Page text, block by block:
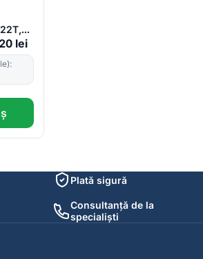
lei
Plată sigură
Consultanță de la
specialiști